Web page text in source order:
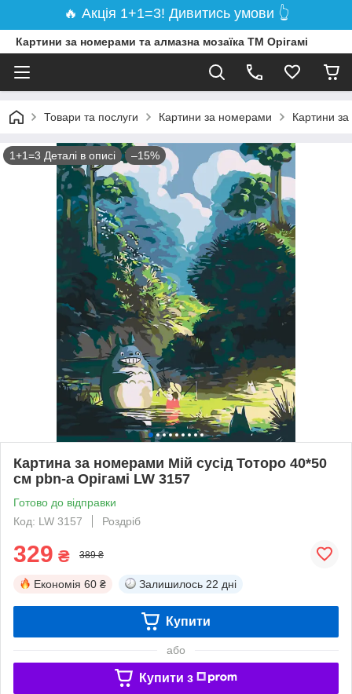
🔥 Акція 1+1=3! Дивитись умови 👆
Картини за номерами та алмазна мозаїка ТМ Орігамі
Товари та послуги Картини за номерами Картини
1+1=3 Деталі в описі –15%
Картина за номерами Мій сусід Тоторо 40*50
см pbn-a Орігамі LW 3157
Готово до відправки
Код: LW 3157
Роздріб
329 ₴ 389 ₴
Економія 60 ₴ Залишилось 22 дні
Купити
або
Купити з